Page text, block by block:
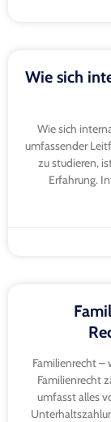
Wie sich
Wie sich
umfassender
zu studieren,
Erfahrung.
Familienrecht –
Familienrecht
umfasst alles